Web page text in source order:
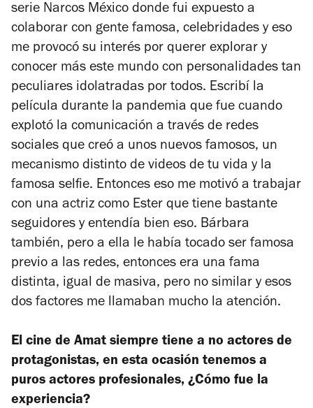
serie Narcos México donde fui expuesto a
colaborar con gente famosa, celebridades y eso
me provocó su interés por querer explorar y
conocer más este mundo con personalidades tan
peculiares idolatradas por todos. Escribí la
película durante la pandemia que fue cuando
explotó la comunicación a través de redes
sociales que creó a unos nuevos famosos, un
mecanismo distinto de videos de tu vida y la
famosa selfie. Entonces eso me motivó a trabajar
con una actriz como Ester que tiene bastante
seguidores y entendía bien eso. Bárbara
también, pero a ella le había tocado ser famosa
previo a las redes, entonces era una fama
distinta, igual de masiva, pero no similar y esos
dos factores me llamaban mucho la atención.
El cine de Amat siempre tiene a no actores de
protagonistas, en esta ocasión tenemos a
puros actores profesionales, ¿Cómo fue la
experiencia?